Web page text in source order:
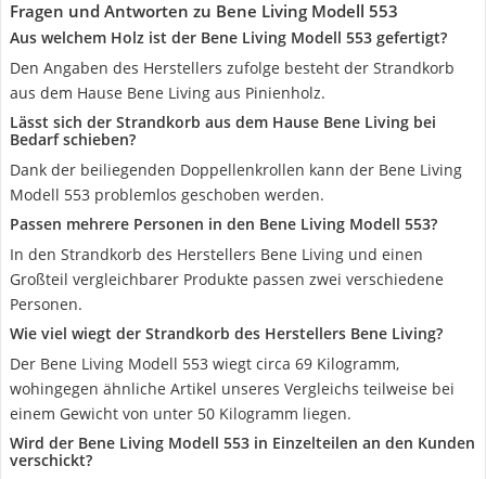
Fragen und Antworten zu Bene Living Modell 553
Aus welchem Holz ist der Bene Living Modell 553 gefertigt?
Den Angaben des Herstellers zufolge besteht der Strandkorb
aus dem Hause Bene Living aus Pinienholz.
Lässt sich der Strandkorb aus dem Hause Bene Living bei
Bedarf schieben?
Dank der beiliegenden Doppellenkrollen kann der Bene Living
Modell 553 problemlos geschoben werden.
Passen mehrere Personen in den Bene Living Modell 553?
In den Strandkorb des Herstellers Bene Living und einen
Großteil vergleichbarer Produkte passen zwei verschiedene
Personen.
Wie viel wiegt der Strandkorb des Herstellers Bene Living?
Der Bene Living Modell 553 wiegt circa 69 Kilogramm,
wohingegen ähnliche Artikel unseres Vergleichs teilweise bei
einem Gewicht von unter 50 Kilogramm liegen.
Wird der Bene Living Modell 553 in Einzelteilen an den Kunden
verschickt?